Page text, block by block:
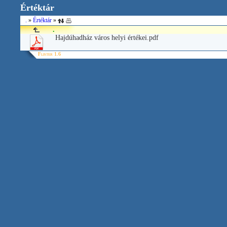
Értéktár
. » Értéktár »
.
Hajdúhadház város helyi értékei.pdf
Flister 1.6